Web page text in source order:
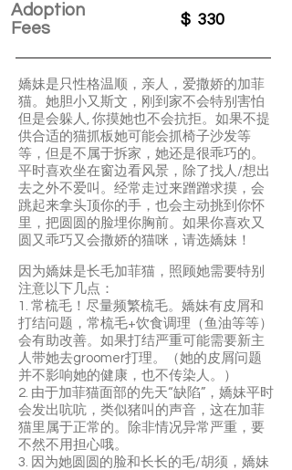
Adoption
Fees
$ 330
嬌妹是只性格温顺，亲人，爱撒娇的加菲
猫。她胆小又斯文，刚到家不会特别害怕
但是会躲人, 你摸她也不会抗拒。如果不提
供合适的猫抓板她可能会抓椅子沙发等
等，但是不属于拆家，她还是很乖巧的。
平时喜欢坐在窗边看风景，除了找人/想出
去之外不爱叫。经常走过来蹭蹭求摸，会
跳起来拿头顶你的手，也会主动挑到你怀
里，把圆圆的脸埋你胸前。如果你喜欢又
圆又乖巧又会撒娇的猫咪，请选嬌妹！
️因为嬌妹是长毛加菲猫，照顾她需要特别
注意以下几点：
1. 常梳毛！尽量频繁梳毛。嬌妹有皮屑和
打结问题，常梳毛+饮食调理（鱼油等等）
会有助改善。如果打结严重可能需要新主
人带她去groomer打理。（她的皮屑问题
并不影响她的健康，也不传染人。）
2. 由于加菲猫面部的先天“缺陷”，嬌妹平时
会发出吭吭，类似猪叫的声音，这在加菲
猫里属于正常的。除非情况异常严重，要
不然不用担心哦。
3. 因为她圆圆的脸和长长的毛/胡须，嬌妹